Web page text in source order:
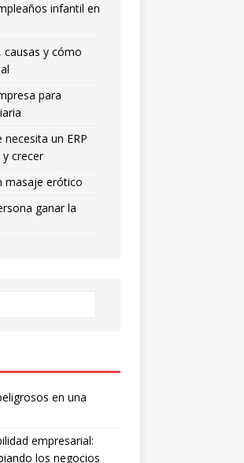
infantil en
causas y cómo
para
un ERP
crecer
masaje erótico
ganar la
en una
empresarial:
los negocios